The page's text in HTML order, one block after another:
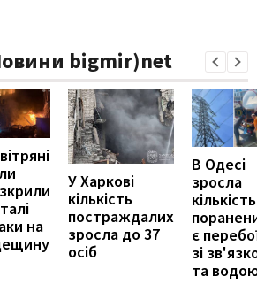
bigmir)net
на
У Харкові
кількість
постраждалих
зросла до 37
осіб
В Одесі
зросла
кількість
є
зі
та